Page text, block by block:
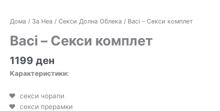
Дома / За Неа / Секси Долна Облека / Baci – Секси комплет
Baci – Секси комплет
1199 ден
Карактеристики:
секси чорапи
секси прерамки